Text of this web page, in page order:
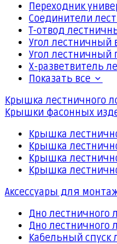
Переходник
Соединители
Т-отвод
Угол лестничный
Угол лестничный
Х-разветвитель
Показать все
Крышка лестничного
Крышки фасонных
Крышка
Крышка
Крышка
Крышка
Аксессуары для
Дно лестничного
Дно лестничного
Кабельный спуск